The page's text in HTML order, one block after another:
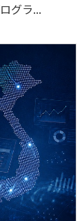
グラ...